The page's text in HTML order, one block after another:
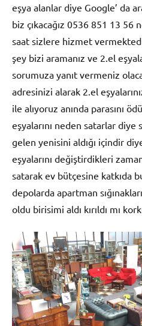
eşya alanlar diye Google’ da
biz çıkacağız 0536 851 13
saat sizlere hizmet
şey bizi aramanız ve 2.el
sorumuza yanıt vermeniz
adresinizi alarak 2.el
ile alıyoruz anında parasını
eşyalarını neden satarlar diye
gelen yenisini aldığı içindir
eşyalarını değiştirdikleri
satarak ev bütçesine katkıda
depolarda apartman
oldu birisimi aldı kırıldı mı